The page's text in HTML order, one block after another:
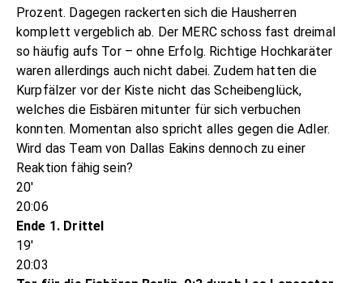
Prozent. Dagegen rackerten sich die Hausherren
komplett vergeblich ab. Der MERC schoss fast dreimal
so häufig aufs Tor – ohne Erfolg. Richtige Hochkaräter
waren allerdings auch nicht dabei. Zudem hatten die
Kurpfälzer vor der Kiste nicht das Scheibenglück,
welches die Eisbären mitunter für sich verbuchen
konnten. Momentan also spricht alles gegen die Adler.
Wird das Team von Dallas Eakins dennoch zu einer
Reaktion fähig sein?
20'
20:06
Ende 1. Drittel
19'
20:03